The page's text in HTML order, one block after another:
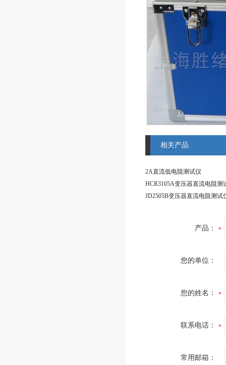
相关产品
2A直流低电阻测试仪
HCR3105A变压器直流电阻测
JD2505B变压器直流电阻测试
产品：
您的单位：
您的姓名：
联系电话：
常用邮箱：